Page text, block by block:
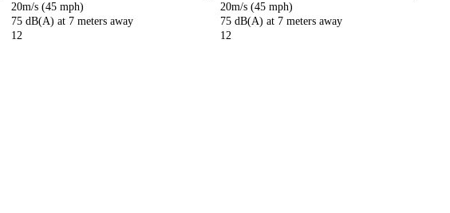
20m/s (45 mph)
20m/s (45 mph)
75 dB(A) at 7 meters away
75 dB(A) at 7 meters away
12 12